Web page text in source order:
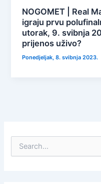
NOGOMET | Real
igraju prvu
utorak, 9. svibnja
prijenos uživo?
Ponedjeljak, 8. svibnja 2023.